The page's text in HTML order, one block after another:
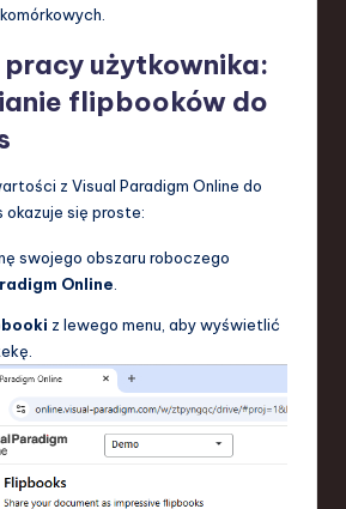
pracy użytkownika:
flipbooków do
z Visual Paradigm Online do
się proste:
swojego obszaru roboczego
Online
z lewego menu, aby wyświetlić